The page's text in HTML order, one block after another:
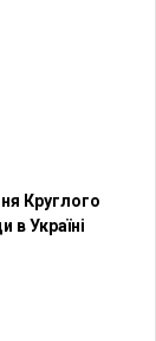
Круглого
в Україні